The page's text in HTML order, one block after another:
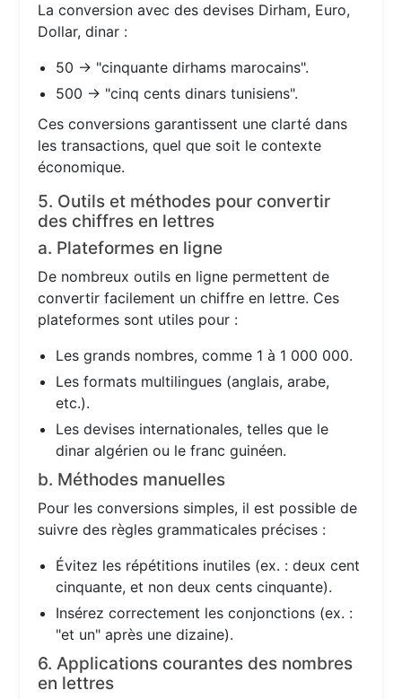
La conversion avec des devises Dirham, Euro,
Dollar, dinar :
50 → "cinquante dirhams marocains".
500 → "cinq cents dinars tunisiens".
Ces conversions garantissent une clarté dans
les transactions, quel que soit le contexte
économique.
5. Outils et méthodes pour convertir
des chiffres en lettres
a. Plateformes en ligne
De nombreux outils en ligne permettent de
convertir facilement un chiffre en lettre. Ces
plateformes sont utiles pour :
Les grands nombres, comme 1 à 1 000 000.
Les formats multilingues (anglais, arabe,
etc.).
Les devises internationales, telles que le
dinar algérien ou le franc guinéen.
b. Méthodes manuelles
Pour les conversions simples, il est possible de
suivre des règles grammaticales précises :
Évitez les répétitions inutiles (ex. : deux cent
cinquante, et non deux cents cinquante).
Insérez correctement les conjonctions (ex. :
"et un" après une dizaine).
6. Applications courantes des nombres
en lettres